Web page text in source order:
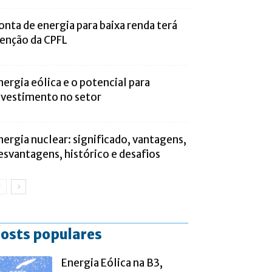
de energia para baixa renda terá
da CPFL
eólica e o potencial para
no setor
nuclear: significado, vantagens,
histórico e desafios
populares
Energia Eólica na B3,